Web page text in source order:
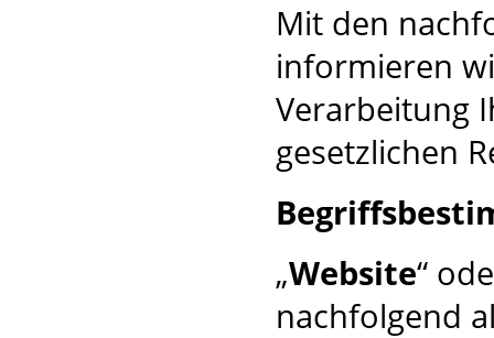
Mit den
informieren
Verarbeitung
gesetzlichen
„Website“
nachfolgend